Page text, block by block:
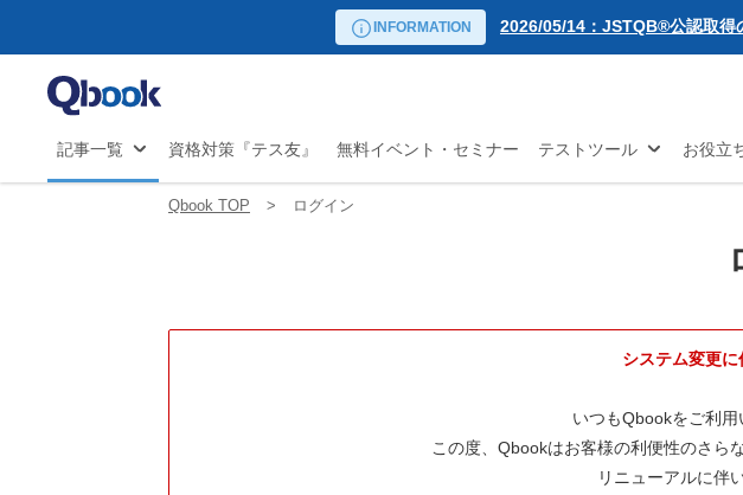
INFORMATION
2026/05/14：JSTQB®公認取
試験対策...
2026/03/02：バルテス・ホー
開
2026/01/06：【2026年度】テー
2025/12/11：Qbook 会員数4万
2025/02/25：【重要】ログイン
2025/02/19：【重要】システム
記事一覧 資格対策『テス友』 無料イベント・セミナー テストツール お役立
リーダー向け講座
自動化 アジャ
Qbook TOP ログイン
システム変更
いつもQbookをご利用
この度、Qbookはお客様の利便性のさら
リニューアルに伴